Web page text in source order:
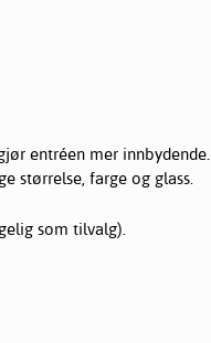
entréen mer innbydende.
størrelse, farge og glass.
som tilvalg).